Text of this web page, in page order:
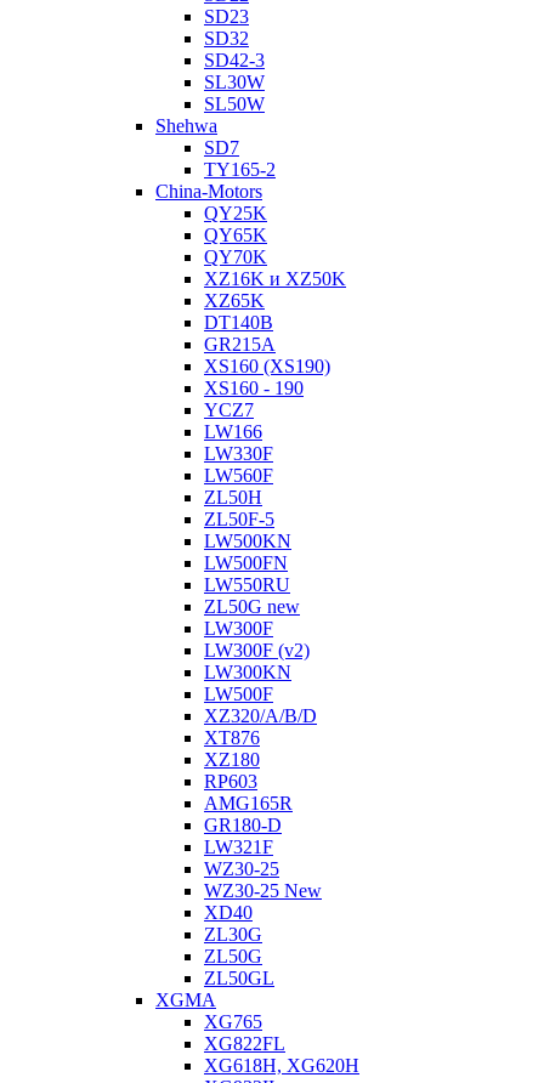
SD23
SD32
SD42-3
SL30W
SL50W
Shehwa
SD7
TY165-2
China-Motors
QY25K
QY65K
QY70K
XZ16K и XZ50K
XZ65K
DT140B
GR215A
XS160 (XS190)
XS160 - 190
YCZ7
LW166
LW330F
LW560F
ZL50H
ZL50F-5
LW500KN
LW500FN
LW550RU
ZL50G new
LW300F
LW300F (v2)
LW300KN
LW500F
XZ320/A/B/D
XT876
XZ180
RP603
АMG165R
GR180-D
LW321F
WZ30-25
WZ30-25 New
XD40
ZL30G
ZL50G
ZL50GL
XGMA
XG765
XG822FL
XG618H, XG620H